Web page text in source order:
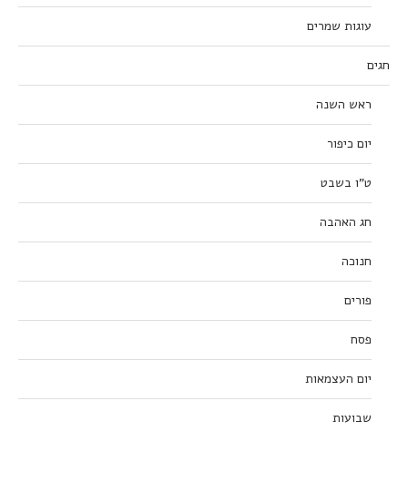
עוגות שמרים
חגים
ראש השנה
יום כיפור
ט”ו בשבט
חג האהבה
חנוכה
פורים
פסח
יום העצמאות
שבועות